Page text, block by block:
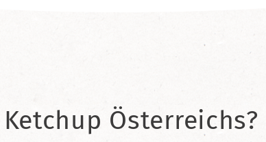
Österreichs?